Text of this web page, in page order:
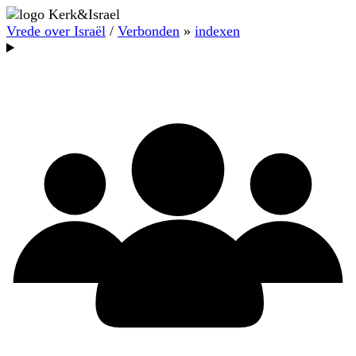
Vrede over Israël / Verbonden » indexen